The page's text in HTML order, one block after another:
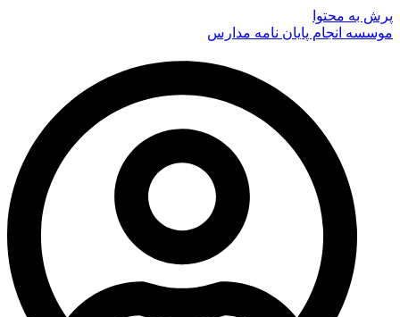
پرش به محتوا
موسسه انجام پایان نامه مدارس